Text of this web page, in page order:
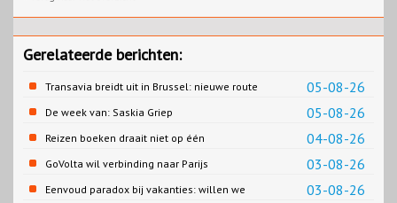
Gerelateerde berichten:
05-08-26
Transavia breidt uit in Brussel: nieuwe route
naar Porto
05-08-26
De week van: Saskia Griep
04-08-26
Reizen boeken draait niet op één
contentbron
03-08-26
GoVolta wil verbinding naar Parijs
03-08-26
Eenvoud paradox bij vakanties: willen we